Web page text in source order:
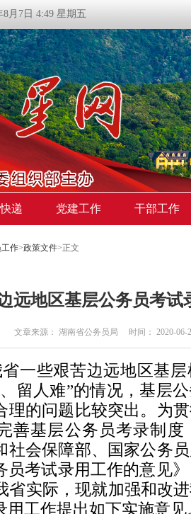
8月7日 4:49 星期五
递 党建工作 干部工作
作>政策文件>正文
远地区基层公务员考试
文章来源： 湖南省公务员局 时间： 2020-06-
一些艰苦边远地区基
留人难”的情况，基层
理的问题比较突出。为
善基层公务员考录制度
社会保障部、国家公务
员考试录用工作的意见
省实际，现就加强和改
用工作提出如下实施意见